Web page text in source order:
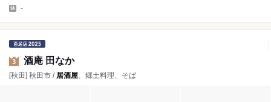
-
3 酒庵 田なか
[秋田] 秋田市 / 居酒屋 、郷土料理、そば